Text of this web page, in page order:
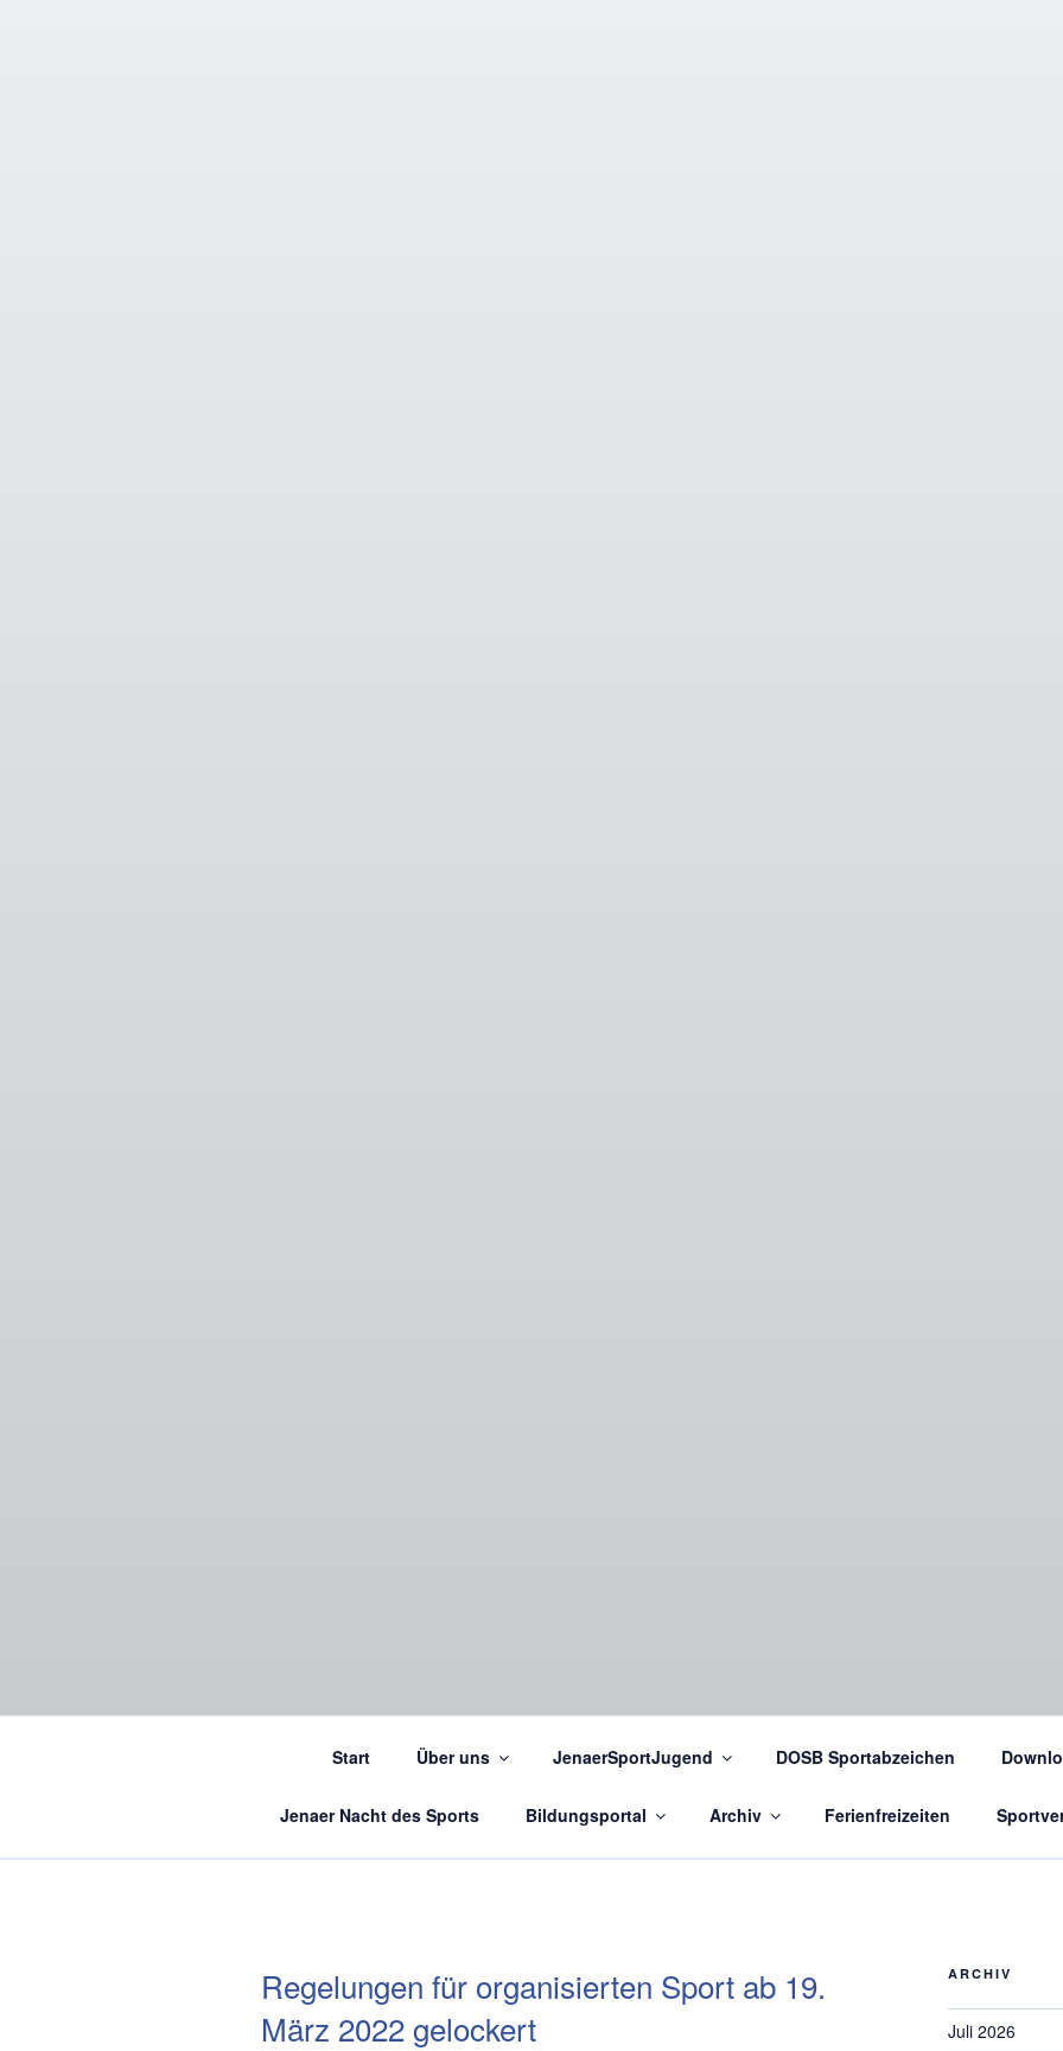
Start Über uns JenaerSportJugend DOSB Sportabzeichen
Jenaer Nacht des Sports Bildungsportal Archiv Ferienfreizeiten
Regelungen für organisierten Sport ab 19.
März 2022 gelockert
ARCHIV
Juli 2026